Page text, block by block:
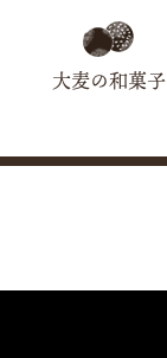
大麦の和菓子